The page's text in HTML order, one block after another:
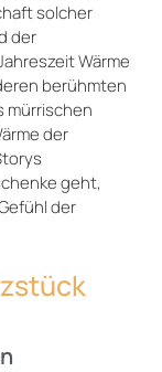
solcher
der
Wärme
berühmten
mürrischen
der
geht,
der